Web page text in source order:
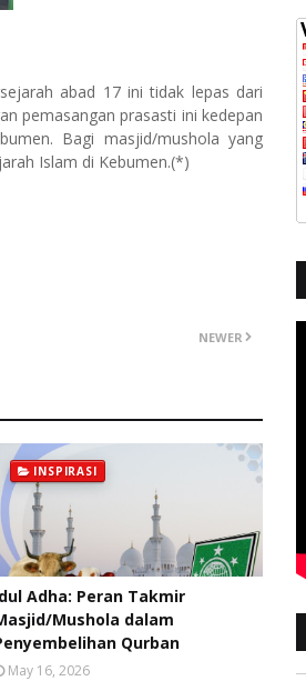
abad 17 ini tidak lepas dari
pemasangan prasasti ini kedepan
Bagi masjid/mushola yang
Islam di Kebumen.(*)
NEWER
INSPIRASI
Adha: Peran Takmir
Mushola dalam
Qurban
May 16, 2026